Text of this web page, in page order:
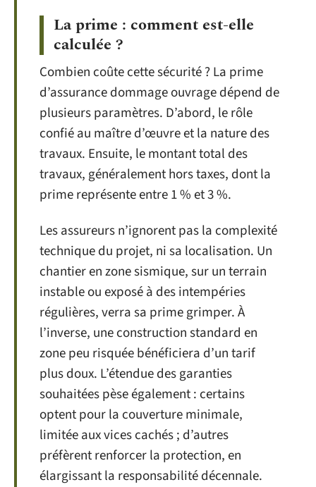
La prime : comment est-elle
calculée ?
Combien coûte cette sécurité ? La prime
d’assurance dommage ouvrage dépend de
plusieurs paramètres. D’abord, le rôle
confié au maître d’œuvre et la nature des
travaux. Ensuite, le montant total des
travaux, généralement hors taxes, dont la
prime représente entre 1 % et 3 %.
Les assureurs n’ignorent pas la complexité
technique du projet, ni sa localisation. Un
chantier en zone sismique, sur un terrain
instable ou exposé à des intempéries
régulières, verra sa prime grimper. À
l’inverse, une construction standard en
zone peu risquée bénéficiera d’un tarif
plus doux. L’étendue des garanties
souhaitées pèse également : certains
optent pour la couverture minimale,
limitée aux vices cachés ; d’autres
préfèrent renforcer la protection, en
élargissant la responsabilité décennale.